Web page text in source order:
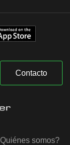
Contacto
somos?